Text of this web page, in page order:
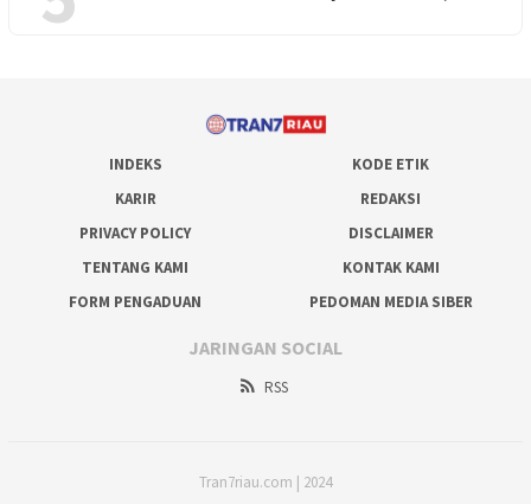
INDEKS
KODE ETIK
KARIR
REDAKSI
PRIVACY POLICY
DISCLAIMER
TENTANG KAMI
KONTAK KAMI
FORM PENGADUAN
PEDOMAN MEDIA SIBER
JARINGAN SOCIAL
RSS
Tran7riau.com | 2024